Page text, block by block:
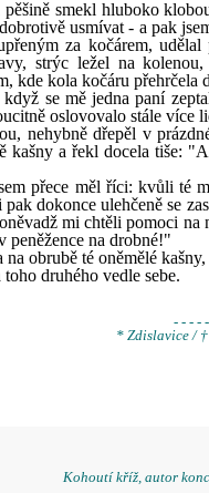
smekl hluboko
usmívat - a pak
za kočárem,
strýc ležel na
kde kola kočáru
se mě jedna paní
oslovovalo stále více
nehybně dřepěl v
kašny a řekl docela tiše:
přece měl říci: kvůli té
dokonce ulehčeně se
mi chtěli pomoci
peněžence na drobné!"
obrubě té oněmělé
druhého vedle sebe.
- - - - -
* Zdislavice /
Kohoutí kříž, autor